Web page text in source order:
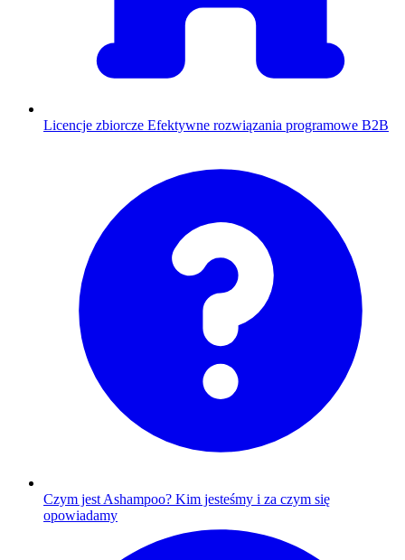
Licencje zbiorcze Efektywne rozwiązania programowe B2B
Czym jest Ashampoo? Kim jesteśmy i za czym się
opowiadamy